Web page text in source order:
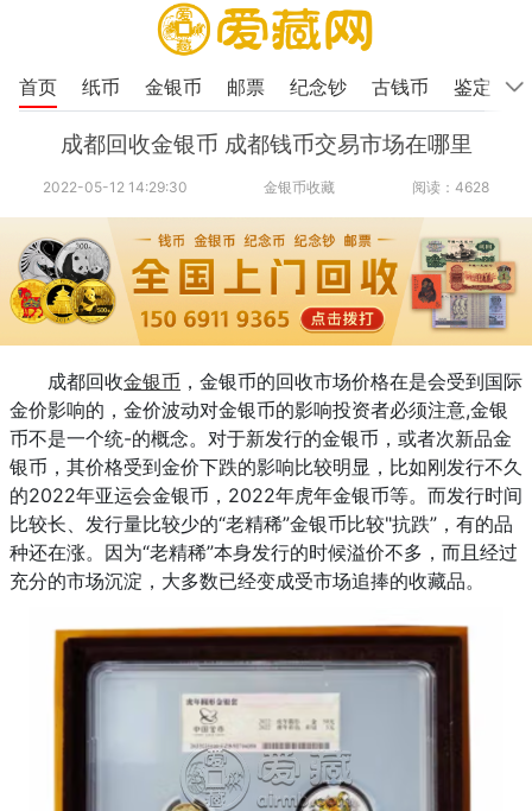
首页 纸币 金银币 邮票 纪念钞 古钱币 鉴定
成都回收金银币 成都钱币交易市场在哪里
2022-05-12 14:29:30 金银币收藏 阅读：4628
成都回收金银币 ，金银币的回收市场价格在是会受到国际
金价影响的，金价波动对金银币的影响投资者必须注意,金银
币不是一个统-的概念。对于新发行的金银币，或者次新品金
银币，其价格受到金价下跌的影响比较明显，比如刚发行不久
的2022年亚运会金银币，2022年虎年金银币等。而发行时间
比较长、发行量比较少的“老精稀”金银币比较"抗跌”，有的品
种还在涨。因为“老精稀”本身发行的时候溢价不多，而且经过
充分的市场沉淀，大多数已经变成受市场追捧的收藏品。